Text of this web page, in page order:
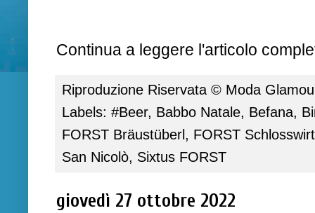
Continua a leggere l'articolo
Riproduzione Riservata © Moda
Labels: #Beer, Babbo Natale, Befana,
FORST Bräustüberl, FORST Schlosswirt
San Nicolò, Sixtus FORST
giovedì 27 ottobre 2022